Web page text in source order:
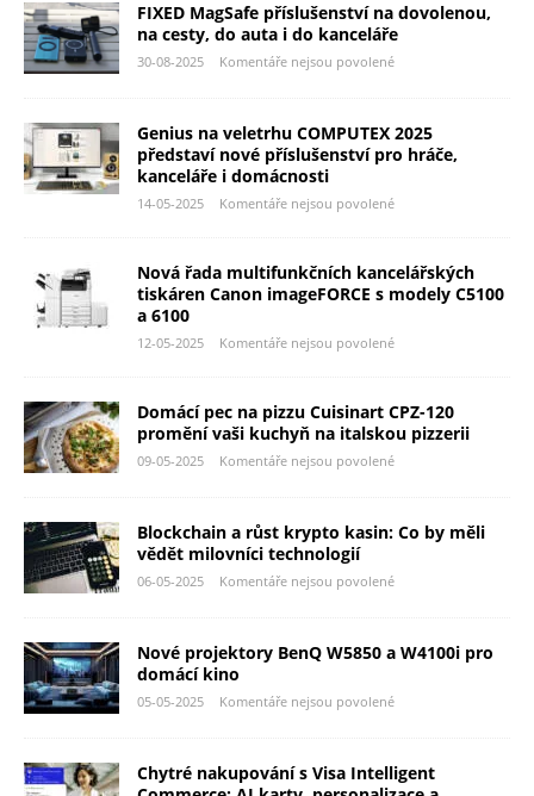
FIXED MagSafe příslušenství na dovolenou,
na cesty, do auta i do kanceláře
30-08-2025 Komentáře nejsou povolené
Genius na veletrhu COMPUTEX 2025
představí nové příslušenství pro hráče,
kanceláře i domácnosti
14-05-2025 Komentáře nejsou povolené
Nová řada multifunkčních kancelářských
tiskáren Canon imageFORCE s modely C5100
a 6100
12-05-2025 Komentáře nejsou povolené
Domácí pec na pizzu Cuisinart CPZ-120
promění vaši kuchyň na italskou pizzerii
09-05-2025 Komentáře nejsou povolené
Blockchain a růst krypto kasin: Co by měli
vědět milovníci technologií
06-05-2025 Komentáře nejsou povolené
Nové projektory BenQ W5850 a W4100i pro
domácí kino
05-05-2025 Komentáře nejsou povolené
Chytré nakupování s Visa Intelligent